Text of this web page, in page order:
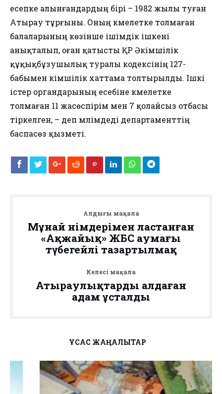
есепке алынғандардың бірі – 1982 жылы туған
Атырау тұрғыны. Оның кәмелетке толмаған
балаларының көзінше ішімдік ішкені
анықталып, оған қатысты ҚР Әкімшілік
құқықбұзушылық туралы кодексінің 127-
бабымен әкімшілік хаттама толтырылды. Ішкі
істер органдарының есебіне кәмелетке
толмаған 11 жасөспірім мен 7 қолайсыз отбасы
тіркелген, – деп мәлімдеді департаменттің
баспасөз қызметі.
Алдыңғы мақала
Мұнай өнімдерімен ластанған
«Ақжайық» ЖБС аумағы
түбегейлі тазартылмақ
Келесі мақала
Атыраулықтарды алдаған
адам ұсталды
ҰҚСАС ЖАҢАЛЫҚТАР